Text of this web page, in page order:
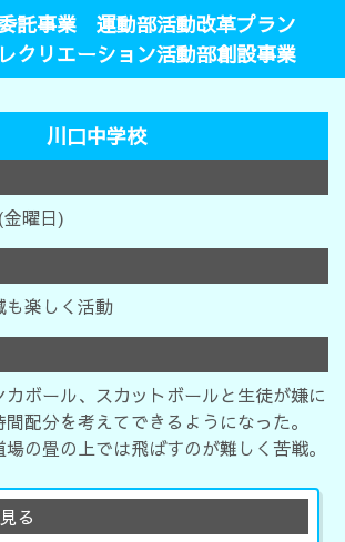
託事業 運動部活動改革プラン
クリエーション活動部創設事業
川口中学校
曜日)
も楽しく活動
ボール、スカットボールと生徒が嫌に
配分を考えてできるようになった。
の畳の上では飛ばすのが難しく苦戦。
る